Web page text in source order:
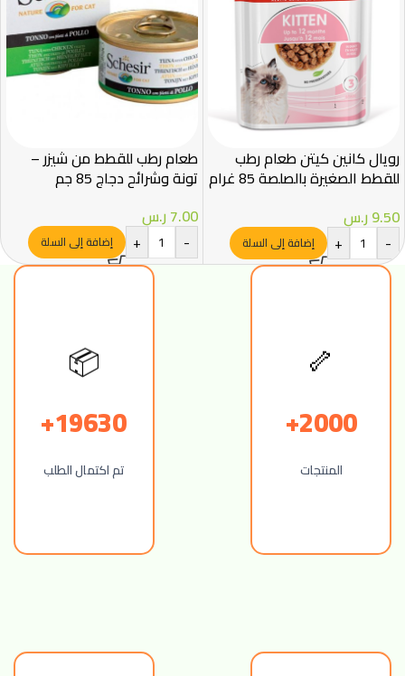
رويال كانين كيتن طعام رطب
للقطط الصغيرة بالصلصة 85 غرام
9.50ر.س
-
+ إضافة إلى السلة
طعام رطب للقطط من شيزر –
تونة وشرائح دجاج 85 جم
7.00ر.س
-
+ إضافة إلى السلة
🦴
2000+
المنتجات
📦
19630+
تم اكتمال الطلب